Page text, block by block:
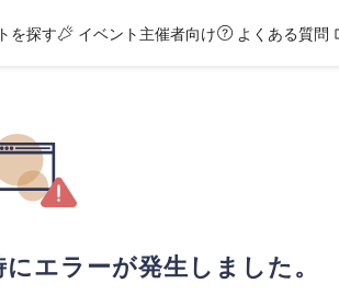
を探す イベント主催者向け よくある質問
エラーが発生しました。